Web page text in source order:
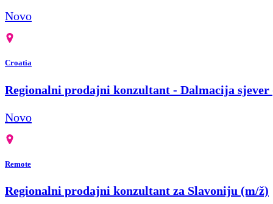
Novo
Croatia
Regionalni prodajni konzultant - Dalmacija sjever
Novo
Remote
Regionalni prodajni konzultant za Slavoniju (m/ž)